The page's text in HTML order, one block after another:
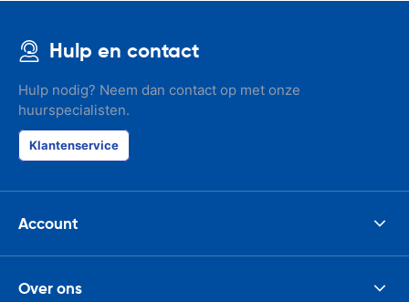
Hulp en contact
Hulp nodig? Neem dan contact op met onze
huurspecialisten.
Klantenservice
Account
Over ons